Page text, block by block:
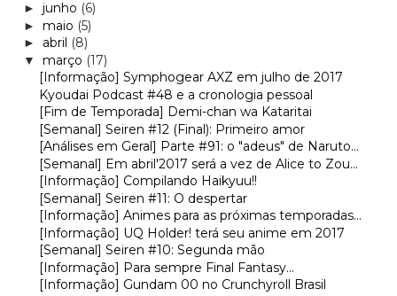
► junho (6)
► maio (5)
► abril (8)
▼ março (17)
[Informação] Symphogear AXZ em julho de 2017
Kyoudai Podcast #48 e a cronologia pessoal
[Fim de Temporada] Demi-chan wa Kataritai
[Semanal] Seiren #12 (Final): Primeiro amor
[Análises em Geral] Parte #91: o "adeus" de Naruto...
[Semanal] Em abril'2017 será a vez de Alice to Zou...
[Informação] Compilando Haikyuu!!
[Semanal] Seiren #11: O despertar
[Informação] Animes para as próximas temporadas...
[Informação] UQ Holder! terá seu anime em 2017
[Semanal] Seiren #10: Segunda mão
[Informação] Para sempre Final Fantasy...
[Informação] Gundam 00 no Crunchyroll Brasil